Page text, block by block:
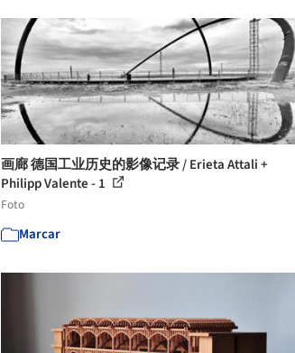
画廊 德国工业历史的影像记录 / Erieta Attali +
Philipp Valente - 1
Foto
Marcar